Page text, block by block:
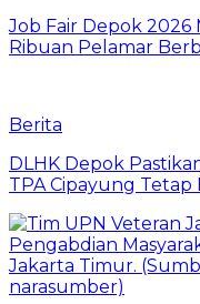
Job Fair Depok 2026
Ribuan Pelamar
Berita
DLHK Depok
TPA Cipayung Tetap